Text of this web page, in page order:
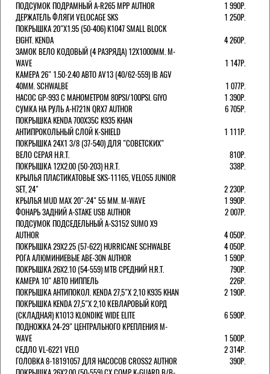
ПОДСУМОК ПОДРАМНЫЙ A-R265 MPP AUTHOR
1 990Р.
ДЕРЖАТЕЛЬ ФЛЯГИ VELOCAGE SKS
1 250Р.
ПОКРЫШКА 20"Х1.95 (50-406) K1047 SMALL BLOCK
EIGHT. KENDA
4 260Р.
ЗАМОК ВЕЛО КОДОВЫЙ (4 РАЗРЯДА) 12Х1000ММ. M-
WAVE
1 147Р.
КАМЕРА 26" 1.50-2.40 АВТО AV13 (40/62-559) IB AGV
40MM. SCHWALBE
1 077Р.
НАСОС GP-993 С МАНОМЕТРОМ 80PSI/100PSI. GIYO
1 390Р.
СУМКА НА РУЛЬ A-H721N QRX7 AUTHOR
6 705Р.
ПОКРЫШКА KENDA 700Х35С K935 KHAN
АНТИПРОКОЛЬНЫЙ СЛОЙ K-SHIELD
1 111Р.
ПОКРЫШКА 24X1 3/8 (37-540) ДЛЯ "СОВЕТСКИХ"
ВЕЛО СЕРАЯ H.R.T.
810Р.
ПОКРЫШКА 12X2.00 (50-203) H.R.T.
338Р.
КРЫЛЬЯ ПЛАСТИКАТОВЫЕ SKS-11165, VELO55 JUNIOR
SET, 24"
2 230Р.
КРЫЛЬЯ MUD MAX 20"-24" 55 ММ. M-WAVE
1 990Р.
ФОНАРЬ ЗАДНИЙ A-STAKE USB AUTHOR
2 007Р.
ПОДСУМОК ПОДСЕДЕЛЬНЫЙ A-S3152 SUMO X9
AUTHOR
4 050Р.
ПОКРЫШКА 29X2.25 (57-622) HURRICANE SCHWALBE
4 050Р.
РОГА АЛЮМИНИЕВЫЕ ABE-30N AUTHOR
1 590Р.
ПОКРЫШКА 26X2.10 (54-559) MTB СРЕДНИЙ H.R.T.
790Р.
КАМЕРА 10" АВТО НИППЕЛЬ
226Р.
ПОКРЫШКА АНТИПОКОЛ. KENDA 27,5"Х 2,10 K935 KHAN
2 190Р.
ПОКРЫШКА KENDA 27,5"Х 2,10 КЕВЛАРОВЫЙ КОРД
(СКЛАДНАЯ) K1013 KLONDIKE WIDE ELITE
6 590Р.
ПОДНОЖКА 24-29" ЦЕНТРАЛЬНОГО КРЕПЛЕНИЯ M-
WAVE
1 500Р.
СЕДЛО VL-6221 VELO
2 314Р.
ГОЛОВКА 8-18191057 ДЛЯ НАСОСОВ CROSS2 AUTHOR
390Р.